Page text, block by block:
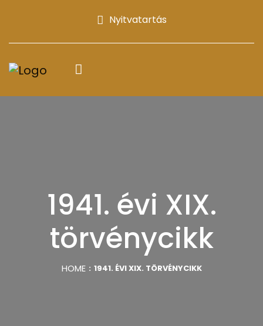
Nyitvatartás
1941. évi XIX.
törvénycikk
HOME 1941. ÉVI XIX. TÖRVÉNYCIKK